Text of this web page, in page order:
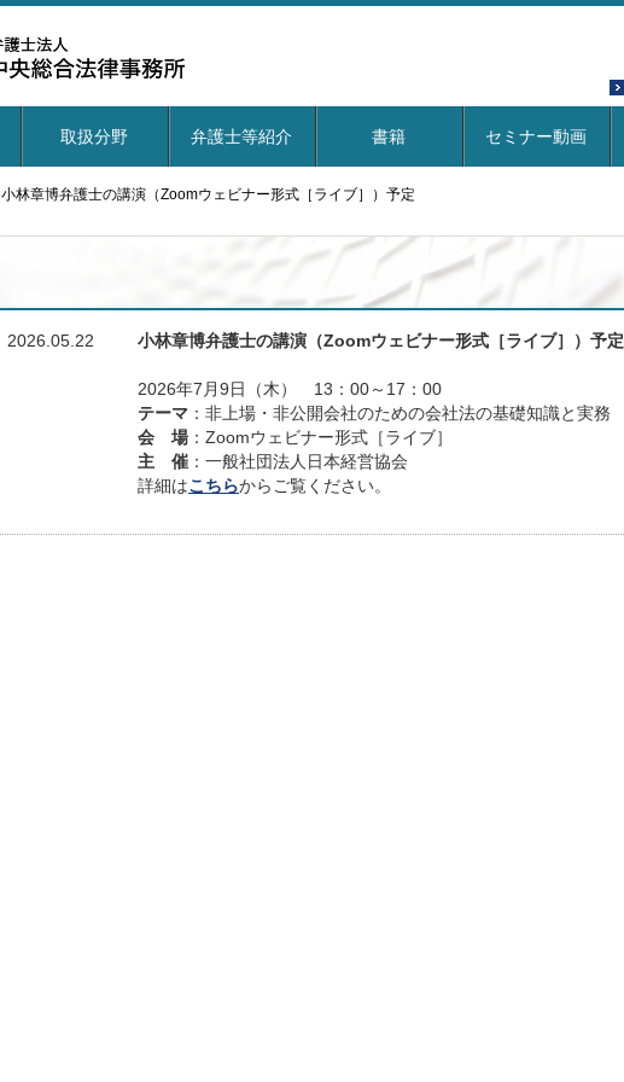
取扱分野 弁護士等紹介 書籍 セミナー動画
小林章博弁護士の講演（Zoomウェビナー形式［ライブ］）予定
2026.05.22 小林章博弁護士の講演（Zoomウェビナー形式［ライブ］）予定
2026年7月9日（木） 13：00～17：00
テーマ ：非上場・非公開会社のための会社法の基礎知識と実務
会 場：Zoomウェビナー形式［ライブ］
主 催 ：一般社団法人日本経営協会
詳細はこちらからご覧ください。